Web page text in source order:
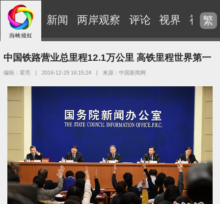
新闻 两岸观察 评论 视界 视频
繁
中国铁路营业总里程12.1万公里 高铁里程世界第一
编辑：霍亮 | 2016-12-29 16:15:24 | 来源：中国新闻网